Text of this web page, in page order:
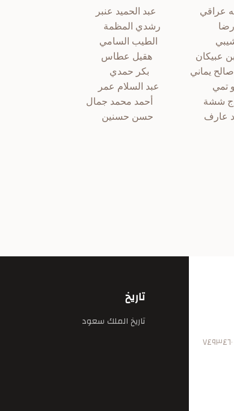
عبد الحميد عنبر
رضا رشدي المظمة
الطيب السامي
هقيل عطاس
يماني بكر حمدي
عبد السلام عمر
أحمد محمد جمال
عارف حسن حسنين
تاريخ
تاريخ الملك سعود